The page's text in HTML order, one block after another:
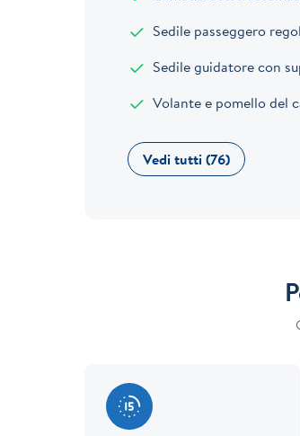
Sedile passeggero
Sedile guidatore con
Volante e pomello del
Vedi tutti (76)